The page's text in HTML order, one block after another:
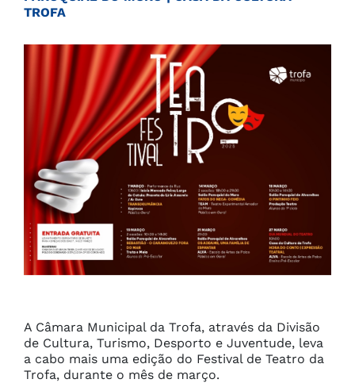
TROFA
A Câmara Municipal da Trofa, através da Divisão
de Cultura, Turismo, Desporto e Juventude, leva
a cabo mais uma edição do Festival de Teatro da
Trofa, durante o mês de março.